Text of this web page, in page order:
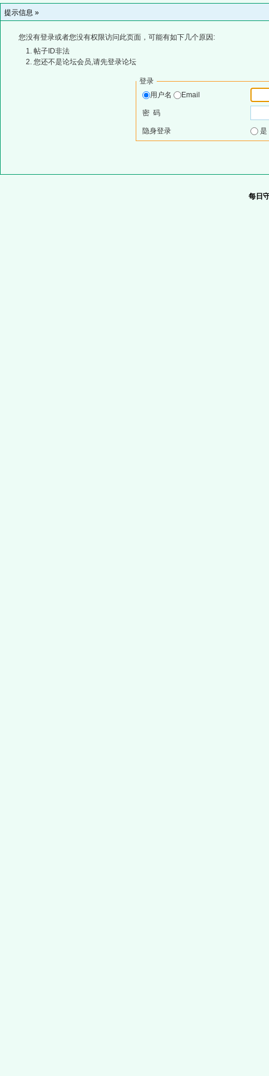
提示信息 »
您没有登录或者您没有权限访问此页面，可能有如下几个原因:
帖子ID非法
您还不是论坛会员,请先登录论坛
登录
用户名
Email
密 码
隐身登录
每日